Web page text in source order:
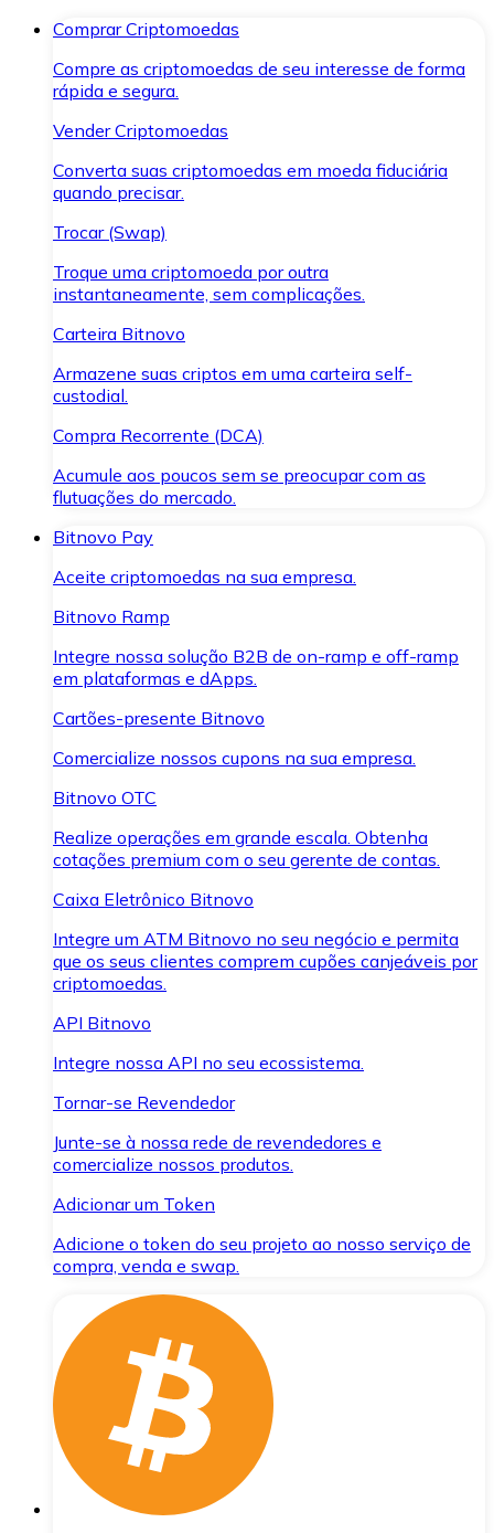
Comprar Criptomoedas
Compre as criptomoedas de seu interesse de forma
rápida e segura.
Vender Criptomoedas
Converta suas criptomoedas em moeda fiduciária
quando precisar.
Trocar (Swap)
Troque uma criptomoeda por outra
instantaneamente, sem complicações.
Carteira Bitnovo
Armazene suas criptos em uma carteira self-
custodial.
Compra Recorrente (DCA)
Acumule aos poucos sem se preocupar com as
flutuações do mercado.
Bitnovo Pay
Aceite criptomoedas na sua empresa.
Bitnovo Ramp
Integre nossa solução B2B de on-ramp e off-ramp
em plataformas e dApps.
Cartões-presente Bitnovo
Comercialize nossos cupons na sua empresa.
Bitnovo OTC
Realize operações em grande escala. Obtenha
cotações premium com o seu gerente de contas.
Caixa Eletrônico Bitnovo
Integre um ATM Bitnovo no seu negócio e permita
que os seus clientes comprem cupões canjeáveis por
criptomoedas.
API Bitnovo
Integre nossa API no seu ecossistema.
Tornar-se Revendedor
Junte-se à nossa rede de revendedores e
comercialize nossos produtos.
Adicionar um Token
Adicione o token do seu projeto ao nosso serviço de
compra, venda e swap.